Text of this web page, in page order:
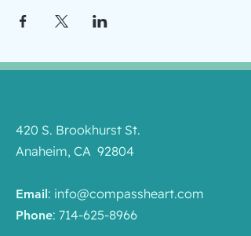
420 S. Brookhurst St.
Anaheim, CA 92804
Email: info@compassheart.com
Phone: 714-625-8966